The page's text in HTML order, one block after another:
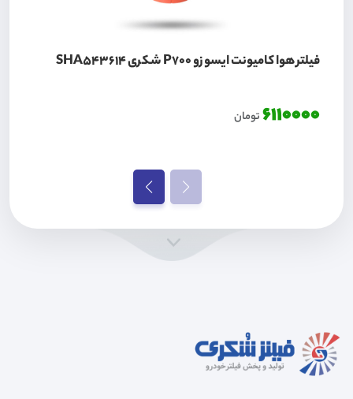
فیلتر هوا کامیونت ایسوزو P700 شکری SHA543614
6110000تومان